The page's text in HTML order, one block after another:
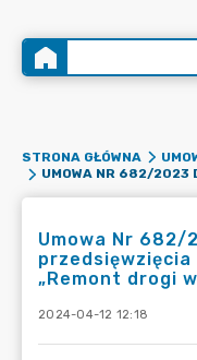
STRONA GŁÓWNA
Umowa Nr
„Remont drogi
2024-04-12 12:18